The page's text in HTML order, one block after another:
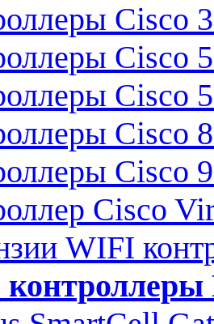
Cisco
Cisco
Cisco
Cisco
Cisco
Cisco
WIFI